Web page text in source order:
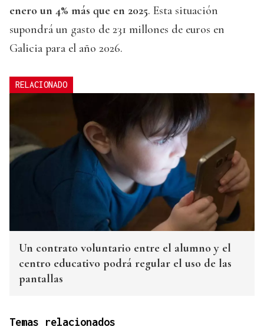
enero un 4% más que en 2025. Esta situación
supondrá un gasto de 231 millones de euros en
Galicia para el año 2026.
RELACIONADO
Un contrato voluntario entre el alumno y el
centro educativo podrá regular el uso de las
pantallas
Temas relacionados